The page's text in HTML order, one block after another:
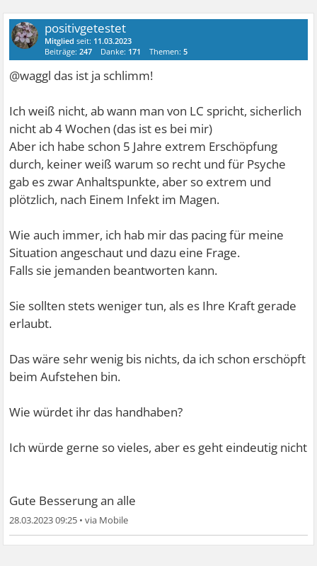
positivgetestet
Mitglied seit: 11.03.2023
Beiträge:247 Danke: 171 Themen:5
@waggl das ist ja schlimm!
Ich weiß nicht, ab wann man von LC spricht, sicherlich
nicht ab 4 Wochen (das ist es bei mir)
Aber ich habe schon 5 Jahre extrem Erschöpfung
durch, keiner weiß warum so recht und für Psyche
gab es zwar Anhaltspunkte, aber so extrem und
plötzlich, nach Einem Infekt im Magen.
Wie auch immer, ich hab mir das pacing für meine
Situation angeschaut und dazu eine Frage.
Falls sie jemanden beantworten kann.
Sie sollten stets weniger tun, als es Ihre Kraft gerade
erlaubt.
Das wäre sehr wenig bis nichts, da ich schon erschöpft
beim Aufstehen bin.
Wie würdet ihr das handhaben?
Ich würde gerne so vieles, aber es geht eindeutig nicht
Gute Besserung an alle
28.03.2023 09:25 •